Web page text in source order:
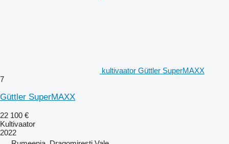
kultivaator Güttler SuperMAXX
7
Güttler SuperMAXX
22 100 €
Kultivaator
2022